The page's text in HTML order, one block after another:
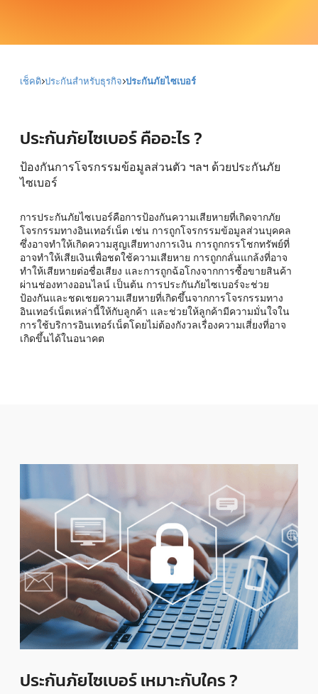
เช็คดิ ประกันสำหรับธุรกิจ ประกันภัยไซเบอร์
ประกันภัยไซเบอร์ คืออะไร ?
ป้องกันการโจรกรรมข้อมูลส่วนตัว ฯลฯ ด้วยประกันภัย
ไซเบอร์
การประกันภัยไซเบอร์คือการป้องกันความเสียหายที่เกิดจากภัย
โจรกรรมทางอินเทอร์เน็ต เช่น การถูกโจรกรรมข้อมูลส่วนบุคคล
ซึ่งอาจทำให้เกิดความสูญเสียทางการเงิน การถูกกรรโชกทรัพย์ที่
อาจทำให้เสียเงินเพื่อชดใช้ความเสียหาย การถูกกลั่นแกล้งที่อาจ
ทำให้เสียหายต่อชื่อเสียง และการถูกฉ้อโกงจากการซื้อขายสินค้า
ผ่านช่องทางออนไลน์ เป็นต้น การประกันภัยไซเบอร์จะช่วย
ป้องกันและชดเชยความเสียหายที่เกิดขึ้นจากการโจรกรรมทาง
อินเทอร์เน็ตเหล่านี้ให้กับลูกค้า และช่วยให้ลูกค้ามีความมั่นใจใน
การใช้บริการอินเทอร์เน็ตโดยไม่ต้องกังวลเรื่องความเสี่ยงที่อาจ
เกิดขึ้นได้ในอนาคต
ประกันภัยไซเบอร์ เหมาะกับใคร ?